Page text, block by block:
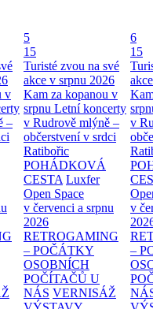
v
–
5
15
Turisté zvou na své
akce v srpnu 2026
Kam za kopanou v
srpnu Letní koncerty
v Rudrově mlýně –
občerstvení v srdci
Ratibořic
POHÁDKOVÁ
CESTA Luxfer
Open Space
v červenci a srpnu
2026
RETROGAMING
– POČÁTKY
OSOBNÍCH
POČÍTAČŮ U
NÁS VERNISÁŽ
6
15
v
v
–